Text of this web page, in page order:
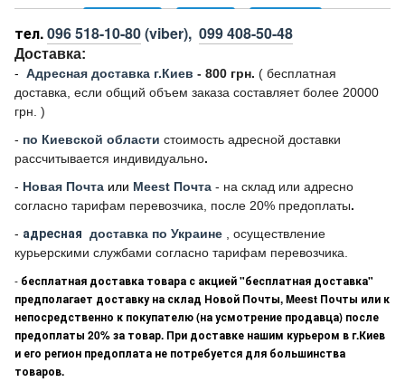
тел.096 518-10-80(viber), 099 408-50-48
Доставка:
- Адресная доставка г.Киев - 800 грн. ( бесплатная
доставка, если общий объем заказа составляет более 20000
грн. )
- по Киевской области стоимость адресной доставки
рассчитывается индивидуально.
- Новая Почта или Meest Почта - на склад или адресно
согласно тарифам перевозчика, после 20% предоплаты.
- адресная доставка по Украине
, осуществление
курьерскими службами согласно тарифам перевозчика.
- бесплатная доставка товара с акцией "бесплатная доставка"
предполагает доставку на склад Новой Почты, Meest Почты или к
непосредственно к покупателю (на усмотрение продавца) после
предоплаты 20% за товар. При доставке нашим курьером в г.Киев
и его регион предоплата не потребуется для большинства
товаров.